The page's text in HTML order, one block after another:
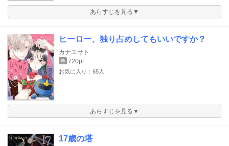
あらすじを見る▼
ヒーロー、独り占めしてもいいですか？
カナエサト
巻 720pt
お気に入り：65人
あらすじを見る▼
17歳の塔